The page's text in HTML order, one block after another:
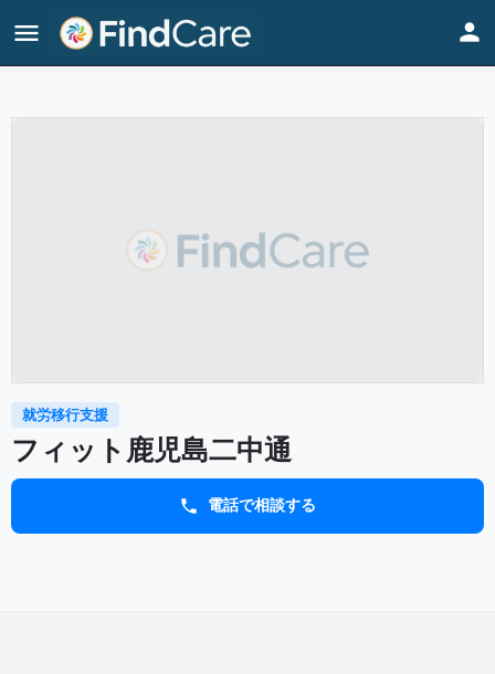
Home Listings フィット鹿児島二中通
就労移行支援
フィット鹿児島二中通
電話で相談する